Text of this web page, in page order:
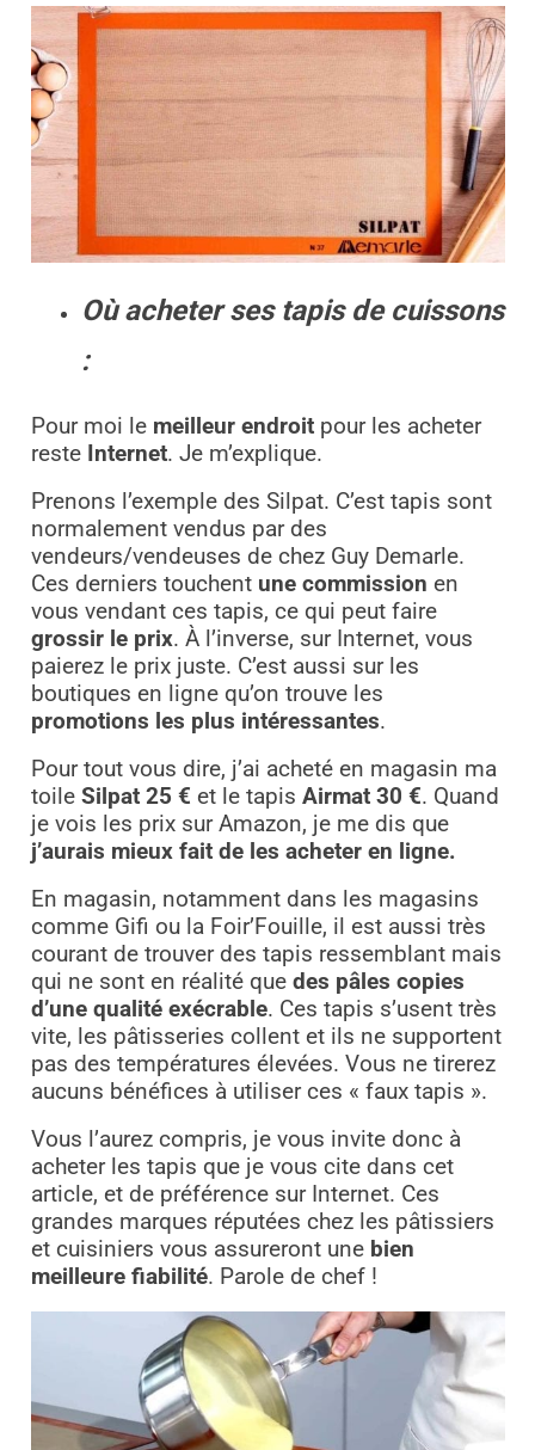
Où acheter ses tapis de cuissons
:
Pour moi le meilleur endroitpour les acheter
reste Internet. Je m’explique.
Prenons l’exemple des Silpat. C’est tapis sont
normalement vendus par des
vendeurs/vendeuses de chez Guy Demarle.
Ces derniers touchent une commission en
vous vendant ces tapis, ce qui peut faire
grossir le prix. À l’inverse, sur Internet, vous
paierez le prix juste. C’est aussi sur les
boutiques en ligne qu’on trouve les
promotions les plus intéressantes.
Pour tout vous dire, j’ai acheté en magasin ma
toile Silpat 25 € et le tapis Airmat 30 €. Quand
je vois les prix sur Amazon, je me dis que
j’aurais mieux fait de les acheter en ligne.
En magasin, notamment dans les magasins
comme Gifi ou la Foir’Fouille, il est aussi très
courant de trouver des tapis ressemblant mais
qui ne sont en réalité que des pâles copies
d’une qualité exécrable. Ces tapis s’usent très
vite, les pâtisseries collent et ils ne supportent
pas des températures élevées. Vous ne tirerez
aucuns bénéfices à utiliser ces « faux tapis ».
Vous l’aurez compris, je vous invite donc à
acheter les tapis que je vous cite dans cet
article, et de préférence sur Internet. Ces
grandes marques réputées chez les pâtissiers
et cuisiniers vous assureront une bien
meilleure fiabilité. Parole de chef !